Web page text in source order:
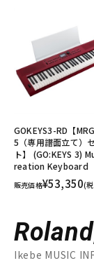
GOKEYS3-RD【
5（専用譜面立て）
ト】 (GO:KEYS 3)
reation Keyboard
販売価格¥53,350(
Ikebe MUSIC